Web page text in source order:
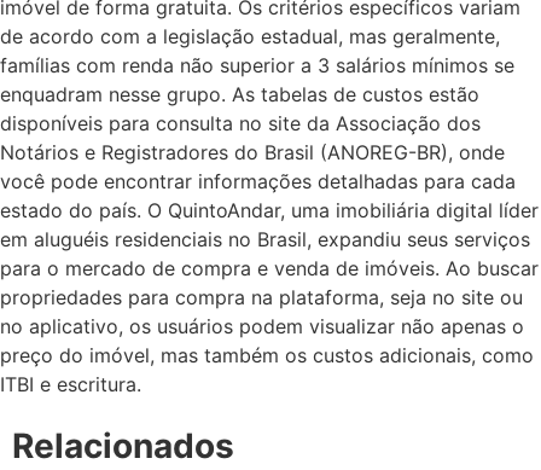
imóvel de forma gratuita. Os critérios específicos variam
de acordo com a legislação estadual, mas geralmente,
famílias com renda não superior a 3 salários mínimos se
enquadram nesse grupo. As tabelas de custos estão
disponíveis para consulta no site da Associação dos
Notários e Registradores do Brasil (ANOREG-BR), onde
você pode encontrar informações detalhadas para cada
estado do país. O QuintoAndar, uma imobiliária digital líder
em aluguéis residenciais no Brasil, expandiu seus serviços
para o mercado de compra e venda de imóveis. Ao buscar
propriedades para compra na plataforma, seja no site ou
no aplicativo, os usuários podem visualizar não apenas o
preço do imóvel, mas também os custos adicionais, como
ITBI e escritura.
Relacionados